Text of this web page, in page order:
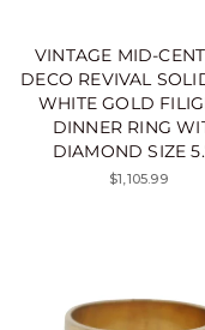
VINTAGE MID-
DECO REVIVAL
WHITE GOLD
DINNER RING
DIAMOND SIZE
$1,105.99